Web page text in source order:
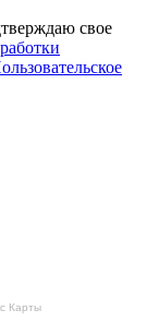
Карты
свое